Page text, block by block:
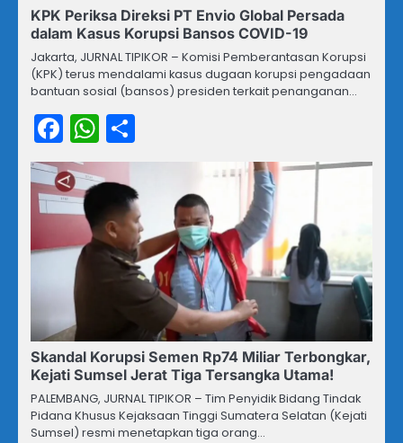
KPK Periksa Direksi PT Envio Global Persada
dalam Kasus Korupsi Bansos COVID-19
Jakarta, JURNAL TIPIKOR – Komisi Pemberantasan Korupsi
(KPK) terus mendalami kasus dugaan korupsi pengadaan
bantuan sosial (bansos) presiden terkait penanganan…
Facebook
WhatsApp
Skandal Korupsi Semen Rp74 Miliar Terbongkar,
Kejati Sumsel Jerat Tiga Tersangka Utama!
PALEMBANG, JURNAL TIPIKOR – Tim Penyidik Bidang Tindak
Pidana Khusus Kejaksaan Tinggi Sumatera Selatan (Kejati
Sumsel) resmi menetapkan tiga orang…